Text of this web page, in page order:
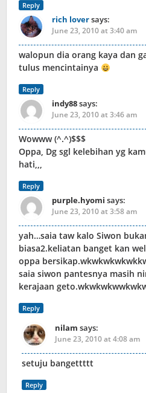
Reply
rich loversays:
June 23, 2010 at 3:40 am
walopun dia orang kaya dan
tulus mencintainya
Reply
indy88says:
June 23, 2010 at 3:46 am
Wowww (^.^)$$$
Oppa, Dg sgl kelebihan yg
hati,,,
Reply
purple.hyomi says:
June 23, 2010 at 3:58 am
yah…saia taw kalo Siwon
biasa2.keliatan banget kan
oppa
saia siwon pantesnya masih
kerajaan
Reply
nilam says:
June 23, 2010 at 4:08 am
setuju bangettttt
Reply